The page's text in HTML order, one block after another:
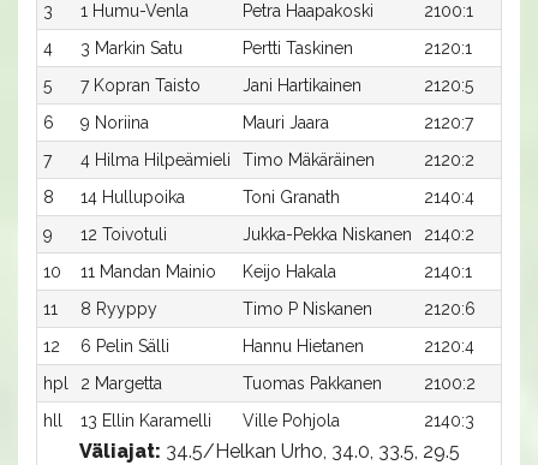
3
1 Humu-Venla Petra Haapakoski 2100:1
4
3 Markin Satu Pertti Taskinen 2120:1
5
7 Kopran Taisto Jani Hartikainen 2120:5
6
9 Noriina Mauri Jaara 2120:7
7
4 Hilma Hilpeämieli Timo Mäkäräinen 2120:2
8
14 Hullupoika Toni Granath 2140:4
9
12 Toivotuli Jukka-Pekka Niskanen 2140:2
10
11 Mandan Mainio Keijo Hakala 2140:1
11
8 Ryyppy Timo P Niskanen 2120:6
12
6 Pelin Sälli Hannu Hietanen 2120:4
hpl
2 Margetta Tuomas Pakkanen 2100:2
hll
13 Ellin Karamelli Ville Pohjola 2140:3
Väliajat: 34.5/Helkan Urho, 34.0, 33.5, 29.5